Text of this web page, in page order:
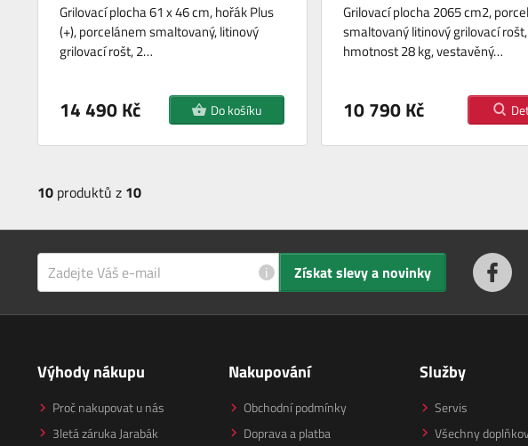
Grilovací plocha 61 x 46 cm, hořák Plus
(+), porcelánem smaltovaný, litinový
grilovací rošt, 2…
14 490 Kč Do košíku
Grilovací plocha 2065 cm2,
smaltovaný litinový grilovací rošt,
hmotnost 28 kg, vestavěný…
10 790 Kč
10 produktů z 10
i Získat slevy a novinky
Výhody nákupu
Proč nakupovat u nás
3letá záruka Jarabák
Nakupování
Obchodní podmínky
Doprava a platba
Služby
Servis
Všechny